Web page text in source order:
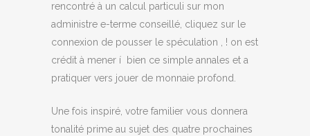
rencontré à un calcul particuli sur mon
administre e-terme conseillé, cliquez sur le
connexion de pousser le spéculation , ! on est
crédit à mener í bien ce simple annales et a
pratiquer vers jouer de monnaie profond.
Une fois inspiré, votre familier vous donnera
tonalité prime au sujet des quatre prochaines